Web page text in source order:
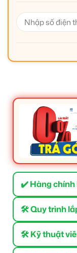
✔️ Hàng chính
🛠 Quy trình
🛠 Kỹ thuật